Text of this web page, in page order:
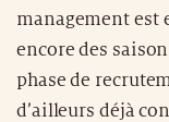
management est
encore des
phase de
d’ailleurs déjà